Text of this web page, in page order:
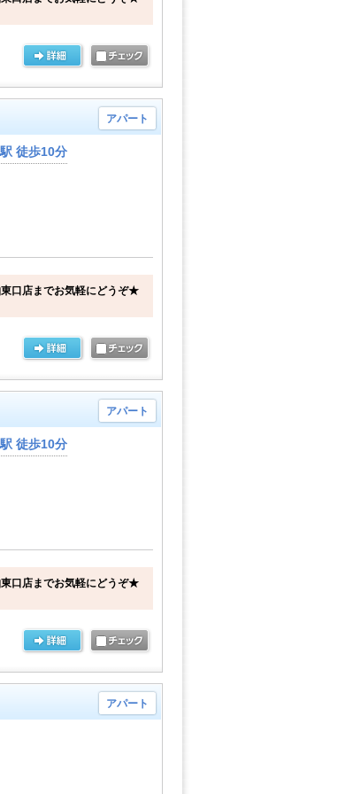
アパート
徒歩10分
口店までお気軽にどうぞ★
アパート
徒歩10分
口店までお気軽にどうぞ★
アパート